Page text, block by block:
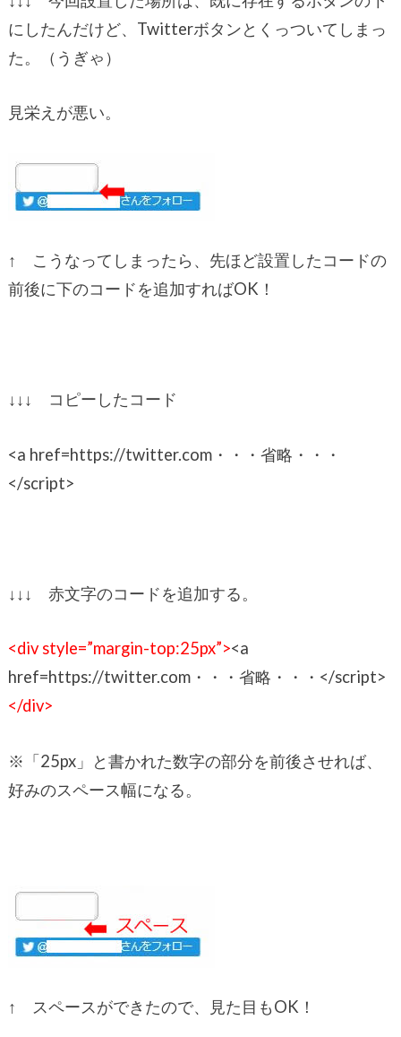
にしたんだけど、Twitterボタンとくっついてしまっ
た。（うぎゃ）
見栄えが悪い。
↑ こうなってしまったら、先ほど設置したコードの
前後に下のコードを追加すればOK！
↓↓↓ コピーしたコード
<a href=https://twitter.com・・・省略・・・
</script>
↓↓↓ 赤文字のコードを追加する。
<div style=”margin-top:25px”><a
href=https://twitter.com・・・省略・・・</script>
</div>
※「25px」と書かれた数字の部分を前後させれば、
好みのスペース幅になる。
↑ スペースができたので、見た目もOK！